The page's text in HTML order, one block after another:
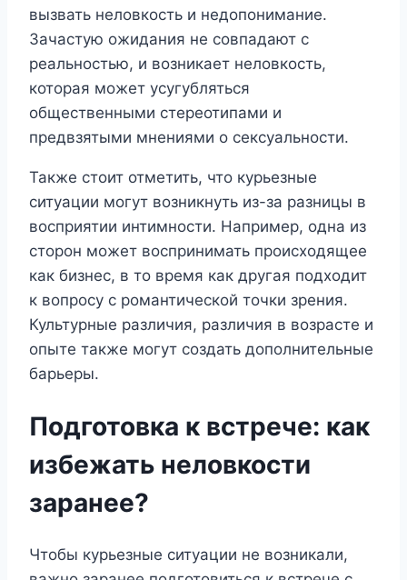
вызвать неловкость и недопонимание.
Зачастую ожидания не совпадают с
реальностью, и возникает неловкость,
которая может усугубляться
общественными стереотипами и
предвзятыми мнениями о сексуальности.
Также стоит отметить, что курьезные
ситуации могут возникнуть из-за разницы в
восприятии интимности. Например, одна из
сторон может воспринимать происходящее
как бизнес, в то время как другая подходит
к вопросу с романтической точки зрения.
Культурные различия, различия в возрасте и
опыте также могут создать дополнительные
барьеры.
Подготовка к встрече: как
избежать неловкости
заранее?
Чтобы курьезные ситуации не возникали,